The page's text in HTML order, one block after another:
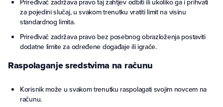
Priređivač zadržava pravo taj zahtjev odbiti ili ukoliko ga i prihvati
za pojedini slučaj, u svakom trenutku vratiti limit na visinu
standardnog limita.
Priređivač zadržava pravo bez posebnog obrazloženja postaviti
dodatne limite za određene događaje ili igrače.
Raspolaganje sredstvima na računu
Korisnik može u svakom trenutku raspolagati svojim novcem na
računu.